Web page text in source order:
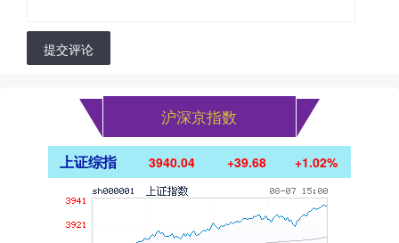
提交评论
沪深京指数
上证综指 3940.04 +39.68 +1.02%